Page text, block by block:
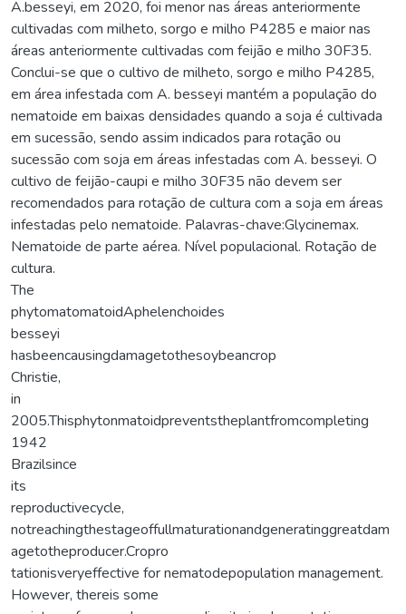
A.besseyi, em 2020, foi menor nas áreas anteriormente
cultivadas com milheto, sorgo e milho P4285 e maior nas
áreas anteriormente cultivadas com feijão e milho 30F35.
Conclui-se que o cultivo de milheto, sorgo e milho P4285,
em área infestada com A. besseyi mantém a população do
nematoide em baixas densidades quando a soja é cultivada
em sucessão, sendo assim indicados para rotação ou
sucessão com soja em áreas infestadas com A. besseyi. O
cultivo de feijão-caupi e milho 30F35 não devem ser
recomendados para rotação de cultura com a soja em áreas
infestadas pelo nematoide. Palavras-chave:Glycinemax.
Nematoide de parte aérea. Nível populacional. Rotação de
cultura.
The
phytomatomatoidAphelenchoides
besseyi
hasbeencausingdamagetothesoybeancrop
Christie,
in
2005.Thisphytonmatoidpreventstheplantfromcompleting
1942
Brazilsince
its
reproductivecycle,
notreachingthestageoffullmaturationandgeneratinggreatdam
agetotheproducer.Cropro
tationisveryeffective for nematodepopulation management.
However, thereis some